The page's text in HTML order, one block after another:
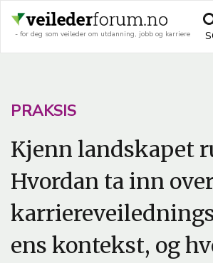
hovedinnhold
- for deg som veileder om utdanning, jobb og karriere
A
T
I
C
L
E
PRAKSIS
Kjenn landskapet
Hvordan ta inn
ens kontekst, og